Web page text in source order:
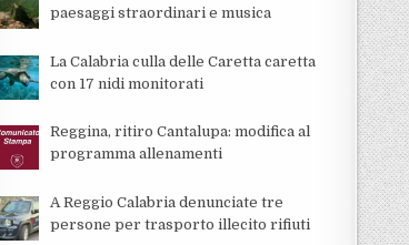
paesaggi straordinari e musica
La Calabria culla delle Caretta caretta
con 17 nidi monitorati
Reggina, ritiro Cantalupa: modifica al
programma allenamenti
A Reggio Calabria denunciate tre
persone per trasporto illecito rifiuti